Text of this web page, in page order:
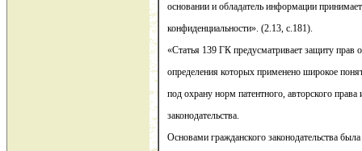
основании и обладатель информации
конфиденциальности». (2.13, с.181).
«Статья 139 ГК предусматривает защиту прав
определения которых применено широкое
под охрану норм патентного, авторского права
законодательства.
Основами гражданского законодательства